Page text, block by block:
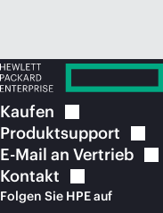
Kaufen
Produktsupport
E-Mail an Vertrieb
Kontakt
Folgen Sie HPE auf